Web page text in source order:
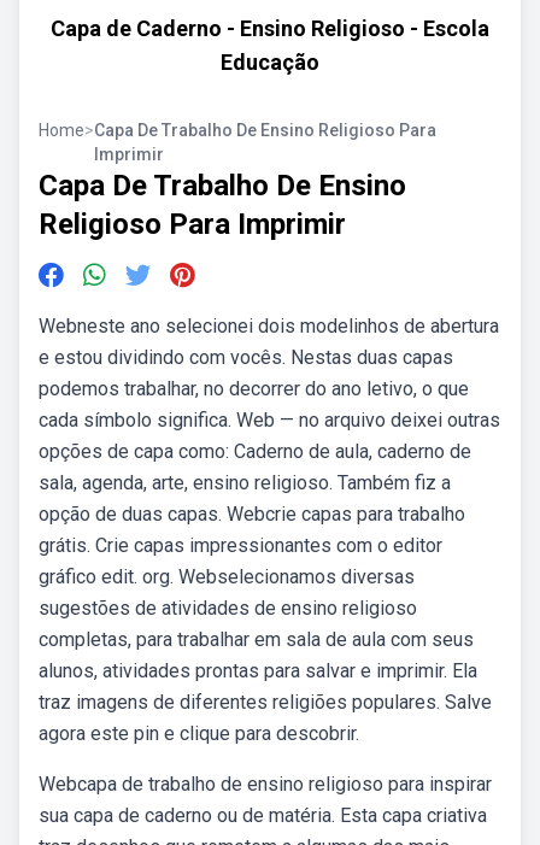
Capa de Caderno - Ensino Religioso - Escola
Educação
Home>Capa De Trabalho De Ensino Religioso Para
Imprimir
Capa De Trabalho De Ensino
Religioso Para Imprimir
Webneste ano selecionei dois modelinhos de abertura
e estou dividindo com vocês. Nestas duas capas
podemos trabalhar, no decorrer do ano letivo, o que
cada símbolo significa. Web — no arquivo deixei outras
opções de capa como: Caderno de aula, caderno de
sala, agenda, arte, ensino religioso. Também fiz a
opção de duas capas. Webcrie capas para trabalho
grátis. Crie capas impressionantes com o editor
gráfico edit. org. Webselecionamos diversas
sugestões de atividades de ensino religioso
completas, para trabalhar em sala de aula com seus
alunos, atividades prontas para salvar e imprimir. Ela
traz imagens de diferentes religiões populares. Salve
agora este pin e clique para descobrir.
Webcapa de trabalho de ensino religioso para inspirar
sua capa de caderno ou de matéria. Esta capa criativa